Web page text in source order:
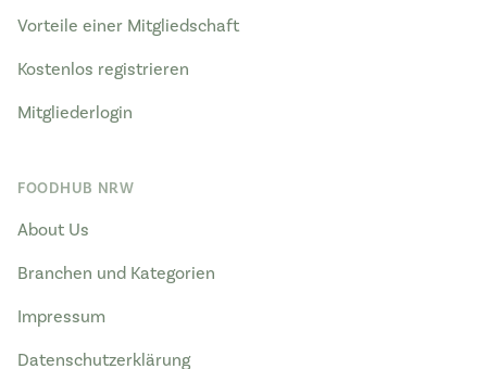
Vorteile einer Mitgliedschaft
Kostenlos registrieren
Mitgliederlogin
FOODHUB NRW
About Us
Branchen und Kategorien
Impressum
Datenschutzerklärung